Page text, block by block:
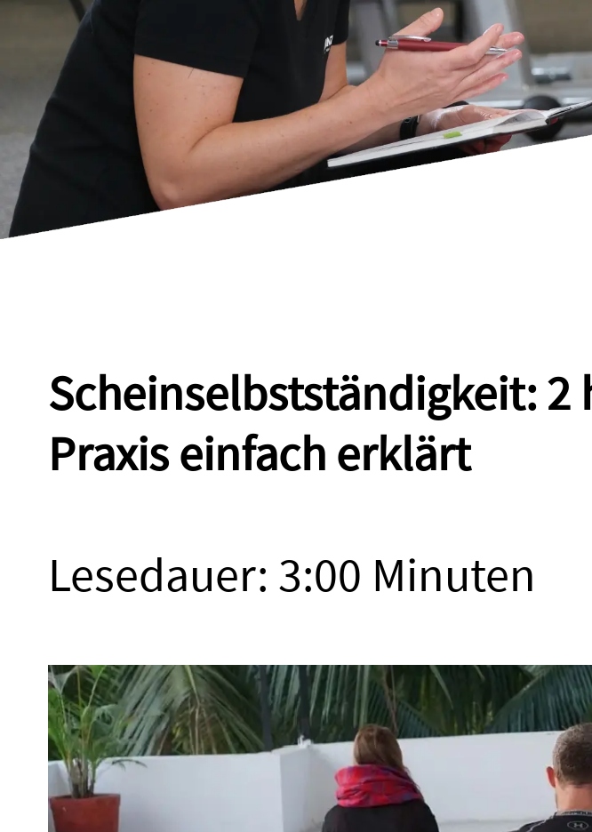
Scheinselbstständigkeit: 2
Praxis einfach erklärt
Lesedauer: 3:00 Minuten